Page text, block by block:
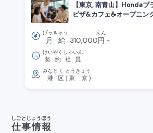
【東京, 南青山】Hondaブ
ピザ&カフェ☕️オープニン
月給
げっきゅう
310,000円
えん
~
契約社員
けいやくしゃいん
港
みなと
区
く
(東京
とうきょう
)
仕事情報
しごとじょうほう